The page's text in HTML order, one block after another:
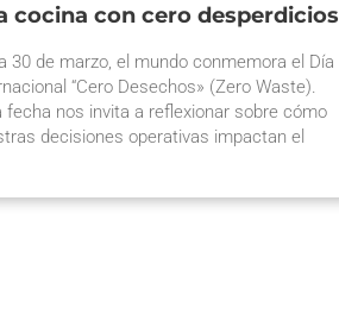
cocina con cero desperdicios
30 de marzo, el mundo conmemora el Día
“Cero Desechos» (Zero Waste).
fecha nos invita a reflexionar sobre cómo
decisiones operativas impactan el